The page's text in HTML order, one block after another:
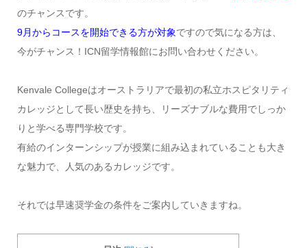
のチャンスです。
9月からコースを開始できる方が対象ですので気になる方は、
今がチャンス！ICN留学情報館にお問い合わせください。
Kenvale Collegeはオーストラリアで最初の私立ホスピタリティ
カレッジとして長い歴史を持ち、リーズナブルな費用でしっか
りと学べる専門学校です。
有給のインターンシップが授業に組み込まれていることも大き
な魅力で、人気のあるカレッジです。
それでは早速奨学金の条件をご案内していきますね。